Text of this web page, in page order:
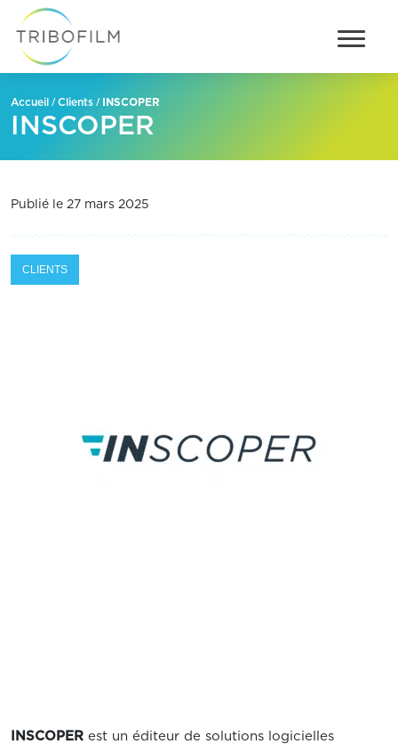
Accueil /Clients / INSCOPER
INSCOPER
Publié le 27 mars 2025
CLIENTS
INSCOPER est un éditeur de solutions logicielles